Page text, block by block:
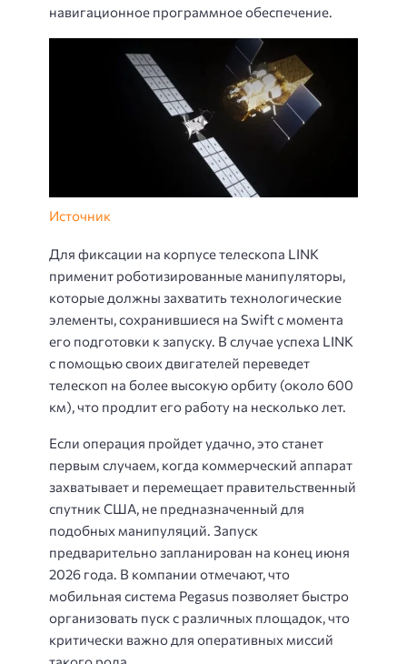
навигационное программное обеспечение.
Источник
Для фиксации на корпусе телескопа LINK
применит роботизированные манипуляторы,
которые должны захватить технологические
элементы, сохранившиеся на Swift с момента
его подготовки к запуску. В случае успеха LINK
с помощью своих двигателей переведет
телескоп на более высокую орбиту (около 600
км), что продлит его работу на несколько лет.
Если операция пройдет удачно, это станет
первым случаем, когда коммерческий аппарат
захватывает и перемещает правительственный
спутник США, не предназначенный для
подобных манипуляций. Запуск
предварительно запланирован на конец июня
2026 года. В компании отмечают, что
мобильная система Pegasus позволяет быстро
организовать пуск с различных площадок, что
критически важно для оперативных миссий